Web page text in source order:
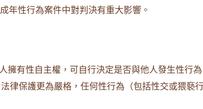
年性行為案件中對判決有重大影響。
擁有性自主權，可自行決定是否與他人發生性行
律保護更為嚴格，任何性行為（包括性交或猥褻